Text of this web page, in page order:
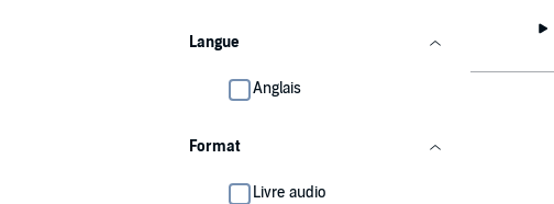
Langue
Anglais
Format
Livre audio